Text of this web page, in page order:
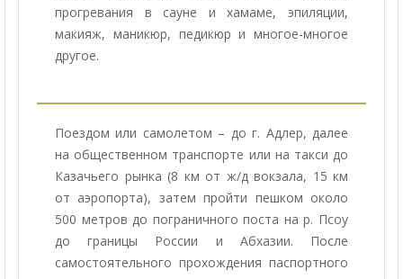
прогревания в сауне и хамаме, эпиляции,
макияж, маникюр, педикюр и многое-многое
другое.
Поездом или самолетом – до г. Адлер, далее
на общественном транспорте или на такси до
Казачьего рынка (8 км от ж/д вокзала, 15 км
от аэропорта), затем пройти пешком около
500 метров до пограничного поста на р. Псоу
до границы России и Абхазии. После
самостоятельного прохождения паспортного